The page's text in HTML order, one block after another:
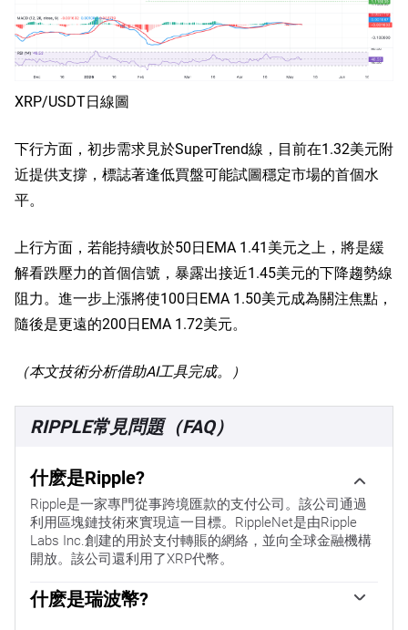
XRP/USDT日線圖
下行方面，初步需求見於SuperTrend線，目前在1.32美元附
近提供支撐，標誌著逢低買盤可能試圖穩定市場的首個水
平。
上行方面，若能持續收於50日EMA 1.41美元之上，將是緩
解看跌壓力的首個信號，暴露出接近1.45美元的下降趨勢線
阻力。進一步上漲將使100日EMA 1.50美元成為關注焦點，
隨後是更遠的200日EMA 1.72美元。
（本文技術分析借助AI工具完成。）
RIPPLE常見問題（FAQ）
什麽是Ripple?
Ripple是一家專門從事跨境匯款的支付公司。該公司通過
利用區塊鏈技術來實現這一目標。RippleNet是由Ripple
Labs Inc.創建的用於支付轉賬的網絡，並向全球金融機構
開放。該公司還利用了XRP代幣。
什麽是瑞波幣?